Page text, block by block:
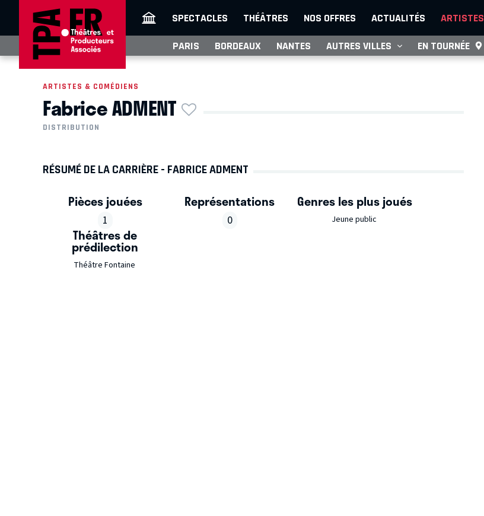
SPECTACLES THÉÂTRES NOS OFFRES ACTUALITÉS ARTISTES
PARIS BORDEAUX NANTES AUTRES VILLES EN TOURNÉE
ARTISTES & COMÉDIENS
Fabrice ADMENT
DISTRIBUTION
RÉSUMÉ DE LA CARRIÈRE - FABRICE ADMENT
Pièces jouées
1
Représentations
0
Genres les plus joués
Jeune public
Théâtres de
prédilection
Théâtre Fontaine